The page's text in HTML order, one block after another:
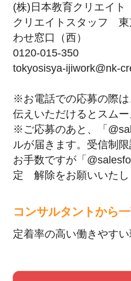
(株)日本教育クリエイト
クリエイトスタッフ
わせ窓口（西）
0120-015-350
tokyosisya-ijiwork@nk-
※お電話での応募の際
伝えいただけるとスムー
※ご応募のあと、「
ルが届きます。受信制
お手数ですが「
定 解除をお願いいたし
コンサルタントから
定着率の高い働きやす